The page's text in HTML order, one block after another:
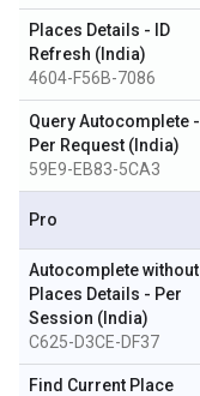
Places Details - ID
Refresh (India)
4604-F56B-7086
Query Autocomplete -
Per Request (India)
59E9-EB83-5CA3
Pro
Autocomplete without
Places Details - Per
Session (India)
C625-D3CE-DF37
Find Current Place